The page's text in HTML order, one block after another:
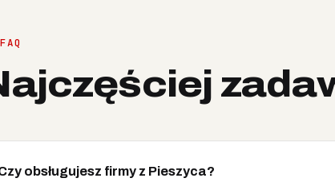
FAQ
obsługujesz firmy z Pieszyca?